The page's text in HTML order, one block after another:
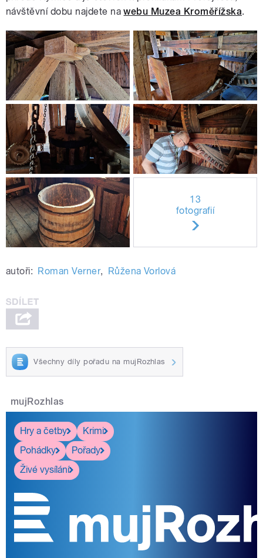
návštěvní dobu najdete nawebu Muzea Kroměřížska.
13
fotografií
autoři: Roman Verner, Růžena Vorlová
Všechny díly pořadu na mujRozhlas
mujRozhlas
Hry a četby
Krimi
Pohádky
Pořady
Živé vysílání